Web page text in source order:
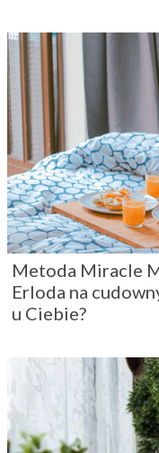
Metoda Miracle
Erloda na
u Ciebie?